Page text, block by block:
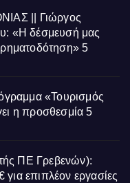
|| Γιώργος
«Η δέσμευσή μας
5
«Τουρισμός
η προσθεσμία 5
ΠΕ Γρεβενών):
επιπλέον εργασίες